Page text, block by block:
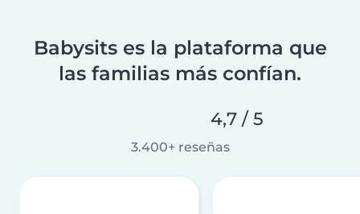
Babysits es la plataforma que
las familias más confían.
4,7 / 5
3.400+ reseñas